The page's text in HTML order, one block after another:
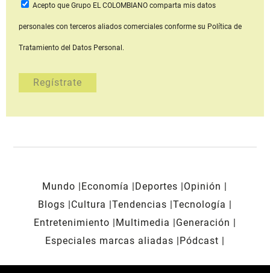
Acepto que Grupo EL COLOMBIANOcomparta mis datos
personales con terceros aliados comerciales conforme su Política de
Tratamiento del Datos Personal.
Mundo Economía Deportes
Opinión
Blogs
Cultura Tendencias Tecnología
Entretenimiento
Multimedia
Generación
Especiales marcas aliadas
Pódcast